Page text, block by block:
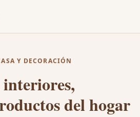
Y DECORACIÓN
del hogar